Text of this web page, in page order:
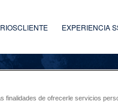
CLIENTE EXPERIENCIA
finalidades de ofrecerle servicios